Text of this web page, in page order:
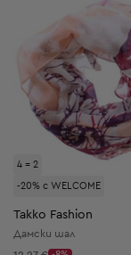
4 = 2
-20% с WELCOME
Takko Fashion
Дамски шал